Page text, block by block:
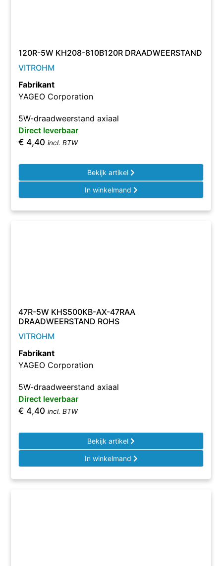
120R-5W KH208-810B120R DRAADWEERSTAND
VITROHM
Fabrikant
YAGEO Corporation
5W-draadweerstand axiaal
Direct leverbaar
€ 4,40 incl. BTW
Bekijk artikel
In winkelmand
47R-5W KHS500KB-AX-47RAA
DRAADWEERSTAND ROHS
VITROHM
Fabrikant
YAGEO Corporation
5W-draadweerstand axiaal
Direct leverbaar
€ 4,40 incl. BTW
Bekijk artikel
In winkelmand